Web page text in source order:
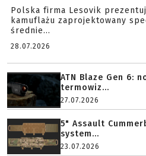
Polska firma Lesovik
kamuflażu zaprojektowany
średnie...
28.07.2026
ATN Blaze Gen 6:
termowiz...
27.07.2026
5" Assault
system...
23.07.2026